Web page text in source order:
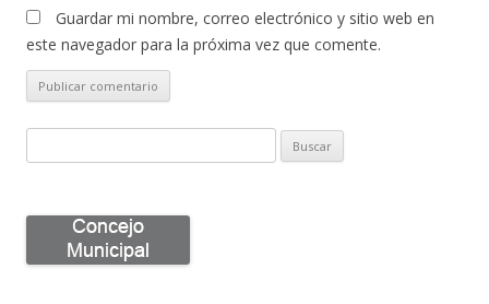
Guardar mi nombre, correo electrónico y sitio web en
este navegador para la próxima vez que comente.
u
c
r